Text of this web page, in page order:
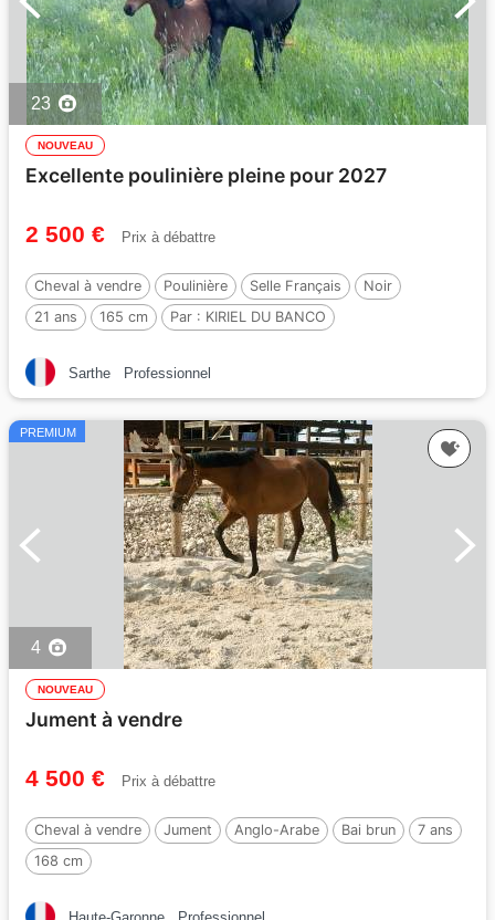
23
NOUVEAU
Excellente poulinière pleine pour 2027
2 500 € Prix à débattre
Cheval à vendre Poulinière Selle Français
Noir
21 ans
165 cm Par : KIRIEL DU BANCO
Sarthe Professionnel
PREMIUM
4
NOUVEAU
Jument à vendre
4 500 € Prix à débattre
Cheval à vendre Jument Anglo-Arabe Bai brun
7 ans
168 cm